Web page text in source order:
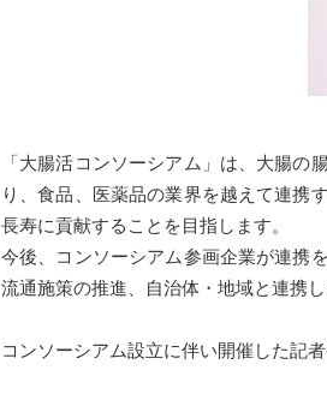
「大腸活コンソーシアム」は、大腸
り、食品、医薬品の業界を越えて連携
長寿に貢献することを目指します。
今後、コンソーシアム参画企業が連携
流通施策の推進、自治体・地域と連携
コンソーシアム設立に伴い開催した記